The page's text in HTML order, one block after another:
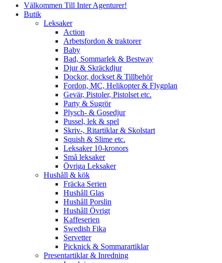
Välkommen Till Inter Agenturer!
Butik
Leksaker
Action
Arbetsfordon & traktorer
Baby
Bad, Sommarlek & Bestway
Djur & Skräckdjur
Dockor, dockset & Tillbehör
Fordon, MC, Helikopter & Flygplan
Gevär, Pistoler, Pistolset etc.
Party & Sugrör
Plysch- & Gosedjur
Pussel, lek & spel
Skriv-, Ritartiklar & Skolstart
Squish & Slime etc.
Leksaker 10-kronors
Små leksaker
Övriga Leksaker
Hushåll & kök
Fräcka Serien
Hushåll Glas
Hushåll Porslin
Hushåll Övrigt
Kaffeserien
Swedish Fika
Servetter
Picknick & Sommarartiklar
Presentartiklar & Inredning